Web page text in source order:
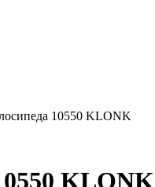
10550 KLONK
KLONK